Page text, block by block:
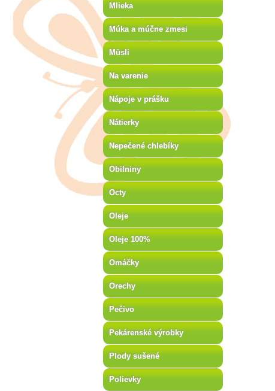
Mlieka
Múka a múčne zmesi
Müsli
Na varenie
Nápoje v prášku
Nátierky
Nepečené chlebíky
Obilniny
Octy
Oleje
Oleje 100%
Omáčky
Orechy
Pečivo
Pekárenské výrobky
Plody sušené
Polievky